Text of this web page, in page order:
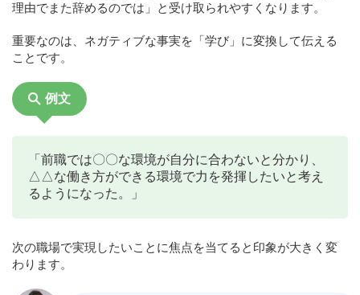
理由でまた辞めるのでは」と受け取られやすくなります。
重要なのは、ネガティブな事実を「学び」に変換して伝える
ことです。
例文
「前職では〇〇な環境が自分に合わないと分かり、
△△な働き方ができる環境で力を発揮したいと考え
るようになった。」
次の職場で実現したいことに焦点を当てると印象が大きく変
わります。